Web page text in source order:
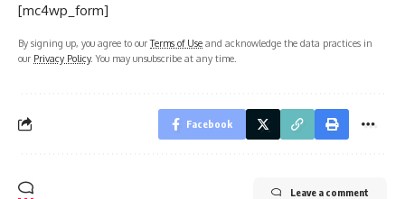
[mc4wp_form]
By signing up, you agree to ourTerms of Use and acknowledge the data practices in
our Privacy Policy. You may unsubscribe at any time.
Facebook
Leave a comment